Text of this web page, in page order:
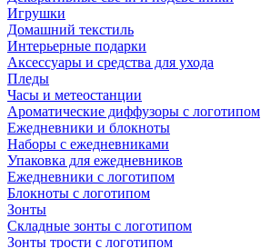
Игрушки
Домашний текстиль
Интерьерные подарки
Аксессуары и средства для ухода
Пледы
Часы и метеостанции
Ароматические диффузоры с логотипом
Ежедневники и блокноты
Наборы с ежедневниками
Упаковка для ежедневников
Ежедневники с логотипом
Блокноты с логотипом
Зонты
Складные зонты с логотипом
Зонты трости с логотипом